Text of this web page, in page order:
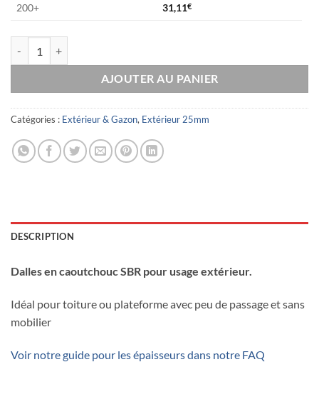
200+ 31,11€
AJOUTER AU PANIER
Catégories : Extérieur & Gazon, Extérieur 25mm
DESCRIPTION
Dalles en caoutchouc SBR pour usage extérieur.
Idéal pour toiture ou plateforme avec peu de passage et sans
mobilier
Voir notre guide pour les épaisseurs dans notre FAQ